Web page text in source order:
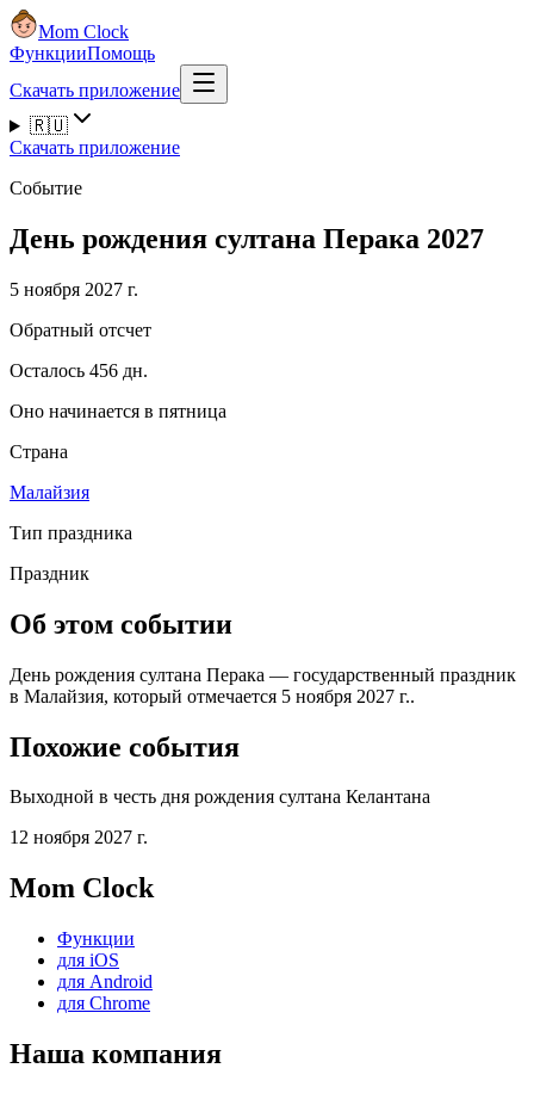
Mom Clock
ФункцииПомощь
Скачать приложение
🇷🇺
Скачать приложение
Событие
День рождения султана Перака 2027
5 ноября 2027 г.
Обратный отсчет
Осталось 456 дн.
Оно начинается в пятница
Страна
Малайзия
Тип праздника
Праздник
Об этом событии
День рождения султана Перака — государственный праздник
в Малайзия, который отмечается 5 ноября 2027 г..
Похожие события
Выходной в честь дня рождения султана Келантана
12 ноября 2027 г.
Mom Clock
Функции
для iOS
для Android
для Chrome
Наша компания